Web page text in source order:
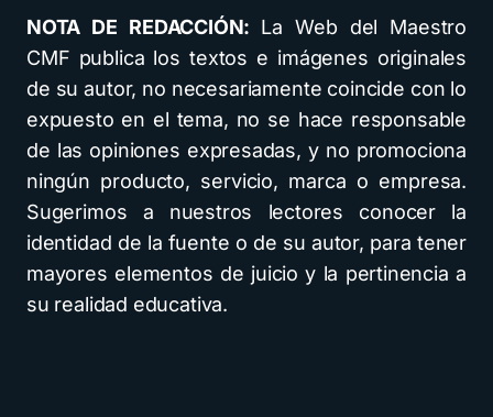
NOTA DE REDACCIÓN: La Web del Maestro
CMF publica los textos e imágenes originales
de su autor, no necesariamente coincide con lo
expuesto en el tema, no se hace responsable
de las opiniones expresadas, y no promociona
ningún producto, servicio, marca o empresa.
Sugerimos a nuestros lectores conocer la
identidad de la fuente o de su autor, para tener
mayores elementos de juicio y la pertinencia a
su realidad educativa.